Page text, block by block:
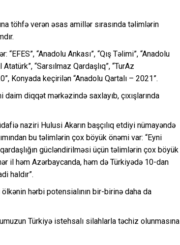
töhfə verən əsas amillər sırasında təlimlərin
“Anadolu Ankası”, “Qış Təlimi”, “Anadolu
“Sarsılmaz Qardaşlıq”, “TurAz
Konyada keçirilən “Anadolu Qartalı – 2021”.
diqqət mərkəzində saxlayıb, çıxışlarında
naziri Hulusi Akarın başçılıq etdiyi nümayəndə
bu təlimlərin çox böyük önəmi var: “Eyni
gücləndirilməsi üçün təlimlərin çox böyük
il həm Azərbaycanda, həm də Türkiyədə 10-dan
haldır”.
hərbi potensialının bir-birinə daha da
Türkiyə istehsalı silahlarla təchiz olunmasına